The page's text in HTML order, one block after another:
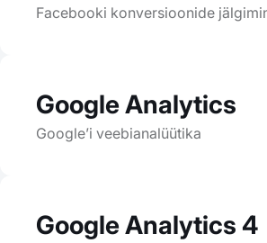
Facebooki konversioonide
Google Analytics
Google’i veebianalüütika
Google Analytics 4